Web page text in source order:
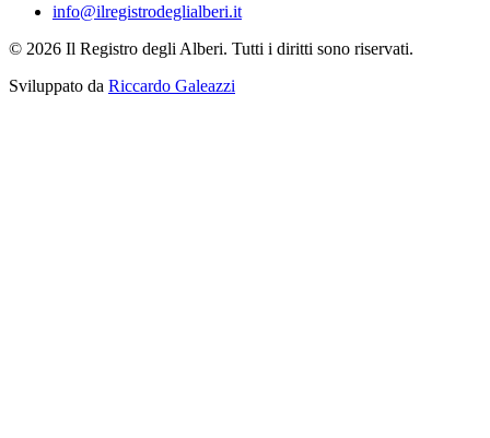
info@ilregistrodeglialberi.it
© 2026 Il Registro degli Alberi. Tutti i diritti sono riservati.
Sviluppato da Riccardo Galeazzi